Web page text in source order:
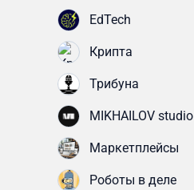
EdTech
Крипта
Трибуна
MIKHAILOV studio
Маркетплейсы
Роботы в деле